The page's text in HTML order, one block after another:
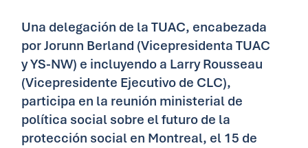
Una delegación de la TUAC, encabezada
por Jorunn Berland (Vicepresidenta TUAC
y YS-NW) e incluyendo a Larry Rousseau
(Vicepresidente Ejecutivo de CLC),
participa en la reunión ministerial de
política social sobre el futuro de la
protección social en Montreal, el 15 de